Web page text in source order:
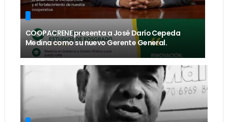
COOPACRENE presenta a José Darío Cepeda
Medina como su nuevo Gerente General.